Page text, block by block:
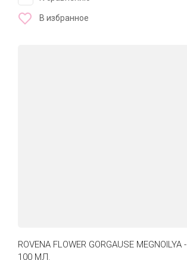
В избранное
ROVENA FLOWER GORGAUSE MEGNOILYA -
100 МЛ.